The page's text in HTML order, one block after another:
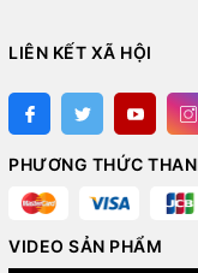
LIÊN KẾT XÃ HỘI
PHƯƠNG THỨC
VIDEO SẢN PHẨM